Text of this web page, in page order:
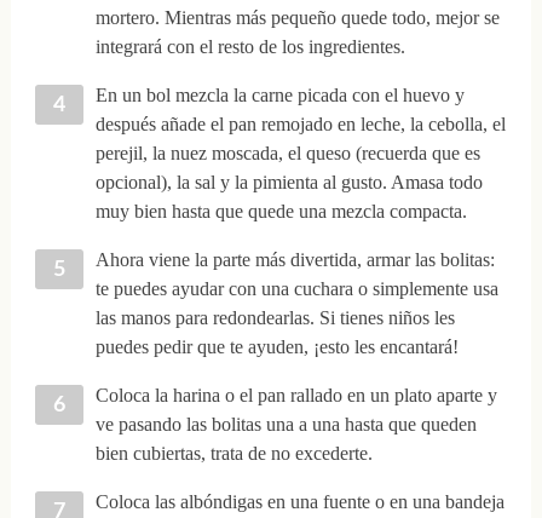
mortero. Mientras más pequeño quede todo, mejor se
integrará con el resto de los ingredientes.
En un bol mezcla la carne picada con el huevo y
después añade el pan remojado en leche, la cebolla, el
perejil, la nuez moscada, el queso (recuerda que es
opcional), la sal y la pimienta al gusto. Amasa todo
muy bien hasta que quede una mezcla compacta.
Ahora viene la parte más divertida, armar las bolitas:
te puedes ayudar con una cuchara o simplemente usa
las manos para redondearlas. Si tienes niños les
puedes pedir que te ayuden, ¡esto les encantará!
Coloca la harina o el pan rallado en un plato aparte y
ve pasando las bolitas una a una hasta que queden
bien cubiertas, trata de no excederte.
Coloca las albóndigas en una fuente o en una bandeja